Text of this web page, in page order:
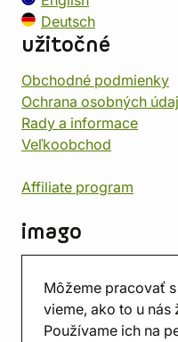
Môžeme pracovať s
vieme, ako to u nás
Používame ich na
Deutsch
užitočné
Obchodné podmienky
Ochrana osobných
Rady a informace
Veľkoobchod
Affiliate program
imago
Predajňa
Herňa
O nás